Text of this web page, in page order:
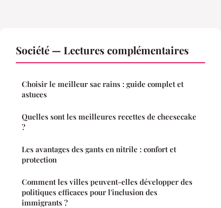
Société — Lectures complémentaires
Choisir le meilleur sac rains : guide complet et
astuces
Quelles sont les meilleures recettes de cheesecake
?
Les avantages des gants en nitrile : confort et
protection
Comment les villes peuvent-elles développer des
politiques efficaces pour l'inclusion des
immigrants ?